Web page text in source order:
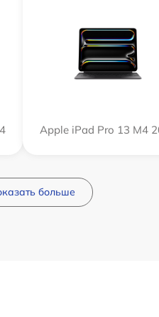
Apple iPad Pro 13 M4
больше